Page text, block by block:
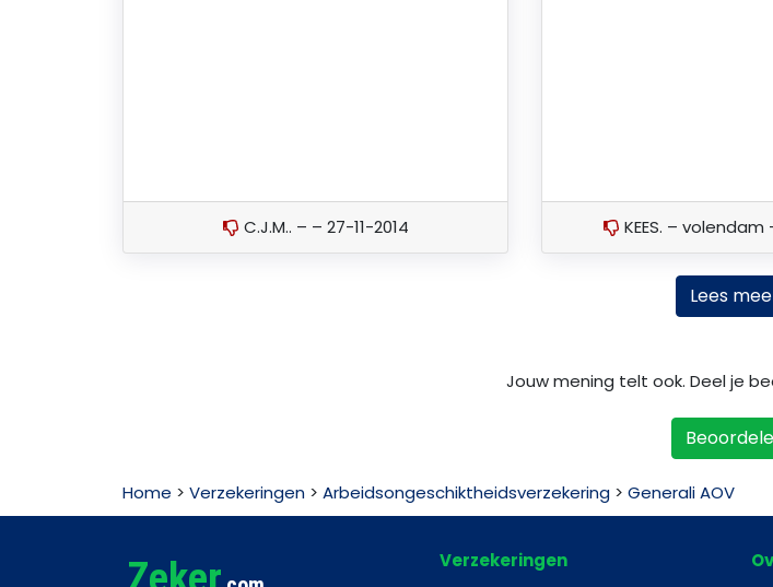
C.J.M.. – – 27-11-2014 KEES. – volendam
Lees
Jouw mening telt ook. Deel je
Home > Verzekeringen > Arbeidsongeschiktheidsverzekering > Generali AOV
Verzekeringen